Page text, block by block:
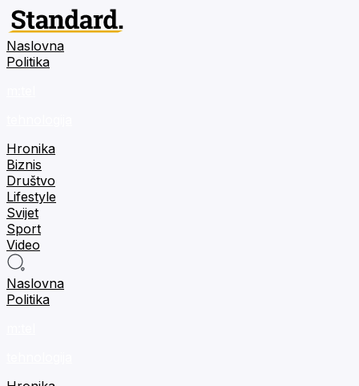
Naslovna
Politika
Hronika
Biznis
Društvo
Lifestyle
Svijet
Sport
Video
Naslovna
Politika